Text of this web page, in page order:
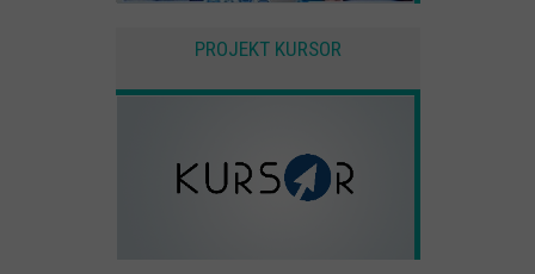
PROJEKT KURSOR